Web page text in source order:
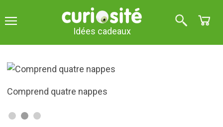
Idées cadeaux
Comprend quatre nappes